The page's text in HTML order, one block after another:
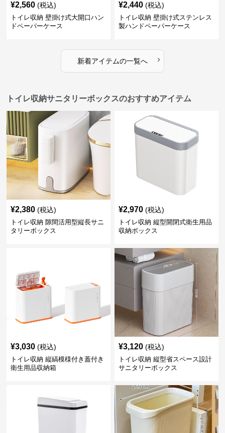
¥2,560 (税込)
トイレ収納 壁掛け式大開口ハン
ドペーパーケース
¥2,440 (税込)
トイレ収納 壁掛け式ステンレス
製ハンドペーパーケース
新着アイテムの一覧へ ›
トイレ収納サニタリーボックスのおすすめアイテム
¥2,380 (税込)
トイレ収納 隙間活用型縦長サニ
タリーボックス
¥2,970 (税込)
トイレ収納 縦型開閉式衛生用品
収納ボックス
¥3,030 (税込)
トイレ収納 縦縞模様付き蓋付き
衛生用品収納箱
¥3,120 (税込)
トイレ収納 縦型省スペース設計
サニタリーボックス